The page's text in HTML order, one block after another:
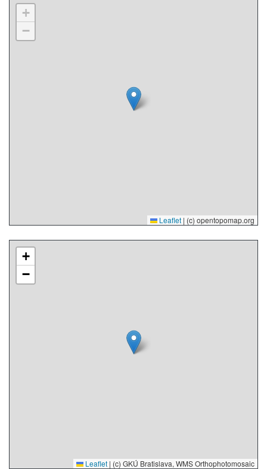
+
−
Leaflet | (c) opentopomap.org
+
−
Leaflet | (c) GKÚ Bratislava, WMS Orthophotomosaic